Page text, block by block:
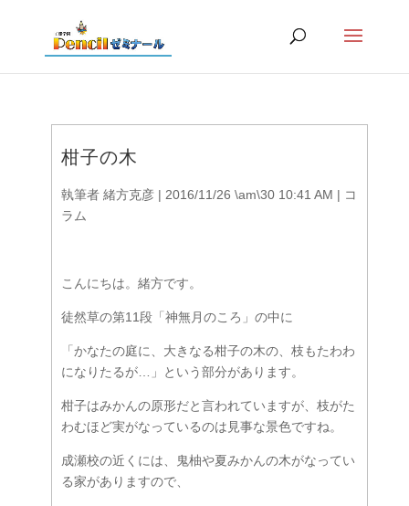
柑子の木
執筆者 緒方克彦| 2016/11/26 \am\30 10:41 AM | コ
ラム
こんにちは。緒方です。
徒然草の第11段「神無月のころ」の中に
「かなたの庭に、大きなる柑子の木の、枝もたわわ
になりたるが…」という部分があります。
柑子はみかんの原形だと言われていますが、枝がた
わむほど実がなっているのは見事な景色ですね。
成瀬校の近くには、鬼柚や夏みかんの木がなってい
る家がありますので、